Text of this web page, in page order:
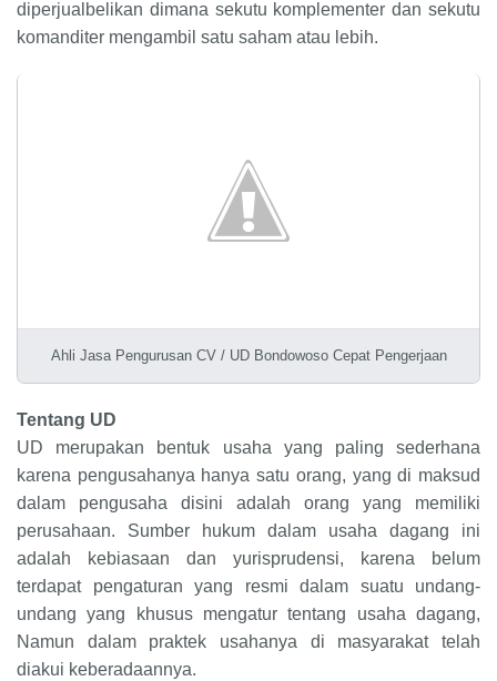
diperjualbelikan dimana sekutu komplementer dan sekutu
komanditer mengambil satu saham atau lebih.
Ahli Jasa Pengurusan CV / UD Bondowoso Cepat Pengerjaan
Tentang UD
UD merupakan bentuk usaha yang paling sederhana
karena pengusahanya hanya satu orang, yang di maksud
dalam pengusaha disini adalah orang yang memiliki
perusahaan. Sumber hukum dalam usaha dagang ini
adalah kebiasaan dan yurisprudensi, karena belum
terdapat pengaturan yang resmi dalam suatu undang-
undang yang khusus mengatur tentang usaha dagang,
Namun dalam praktek usahanya di masyarakat telah
diakui keberadaannya.